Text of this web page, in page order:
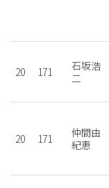
20 171
石坂浩
二
20 171
仲間由
紀恵